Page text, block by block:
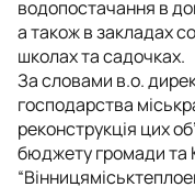
водопостачання в
а також в закладах
школах та садочках.
За словами в.о.
господарства
реконструкція цих
бюджету громади